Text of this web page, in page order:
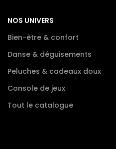
NOS UNIVERS
Bien-être & confort
Danse & déguisements
Peluches & cadeaux doux
Console de jeux
Tout le catalogue